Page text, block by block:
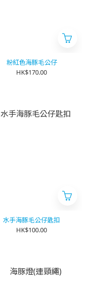
粉紅色海豚毛公仔
HK$170.00
水手海豚毛公仔匙扣
HK$100.00